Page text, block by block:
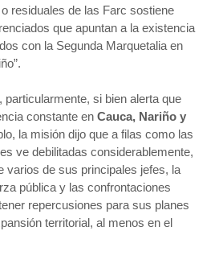
residuales de las Farc sostiene
que apuntan a la existencia
con la Segunda Marquetalia en
particularmente, si bien alerta que
constante en Cauca, Nariño y
la misión dijo que a filas como las
ve debilitadas considerablemente,
varios de sus principales jefes, la
pública y las confrontaciones
repercusiones para sus planes
territorial, al menos en el